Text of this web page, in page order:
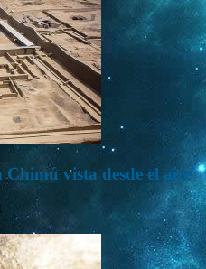
vista desde el aire